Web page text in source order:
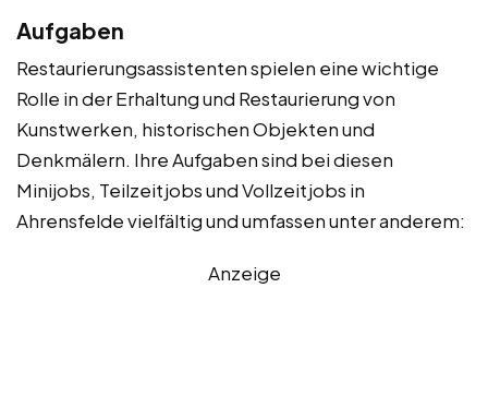
Aufgaben
Restaurierungsassistenten spielen eine wichtige
Rolle in der Erhaltung und Restaurierung von
Kunstwerken, historischen Objekten und
Denkmälern. Ihre Aufgaben sind bei diesen
Minijobs, Teilzeitjobs und Vollzeitjobs in
Ahrensfelde vielfältig und umfassen unter anderem:
Anzeige